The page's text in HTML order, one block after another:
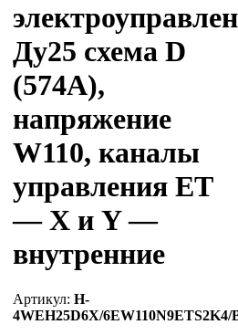
Ду25 схема D
(574А),
напряжение
W110, каналы
управления ET
— X и Y —
внутренние
Артикул: H-
4WEH25D6X/6EW110N9ETS2K4/